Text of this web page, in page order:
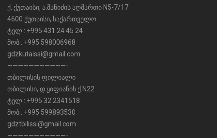
ქ. ქუთაისი, ა.შანიძის აღმართი N5-7/17
4600 ქუთაისი, საქართველო
ტელ.: +995 431 24 45 24
მობ.: +995 598006968
gdzkutaissi@gmail.com
———————————-
თბილისის ფილიალი
თბილისი, დ.ყიფიანის ქ.N22
ტელ.: +995 32 2341518
მობ.: +995 599893530
gdztbilissi@gmail.com
———————————-